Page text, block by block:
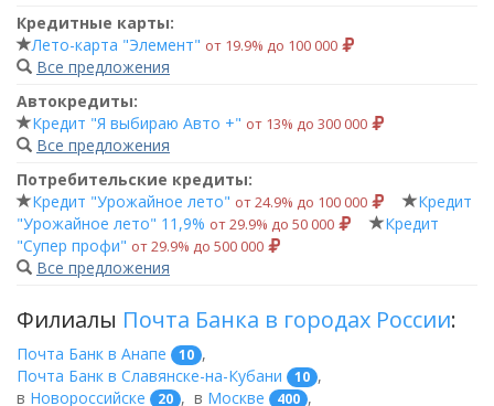
Кредитные карты:
Лето-карта "Элемент" от 19.9% до 100 000
Все предложения
Автокредиты:
Кредит "Я выбираю Авто +" от 13% до 300 000
Все предложения
Потребительские кредиты:
Кредит "Урожайное лето" от 24.9% до 100 000
Кредит
"Урожайное лето" 11,9% от 29.9% до 50 000
Кредит
"Супер профи" от 29.9% до 500 000
Все предложения
Филиалы Почта Банка в городах России:
Почта Банк в Анапе 10 ,
Почта Банк в Славянске-на-Кубани
10 ,
в Новороссийске 20 , в Москве 400 ,